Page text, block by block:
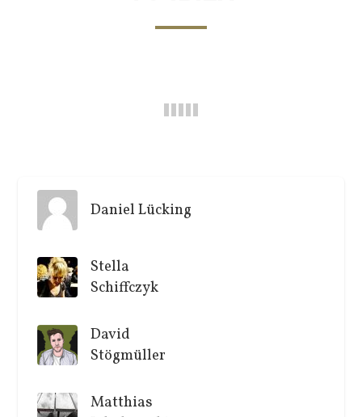
Daniel Lücking
Stella
Schiffczyk
David
Stögmüller
Matthias